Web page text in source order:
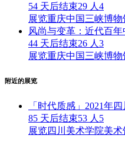
54 天后结束29 人 4
展览重庆中国三峡博物
风尚与变革：近代百
44 天后结束26 人 3
展览重庆中国三峡博物
附近的展览
「时代质感」2021年
85 天后结束53 人 5
展览四川美术学院美术